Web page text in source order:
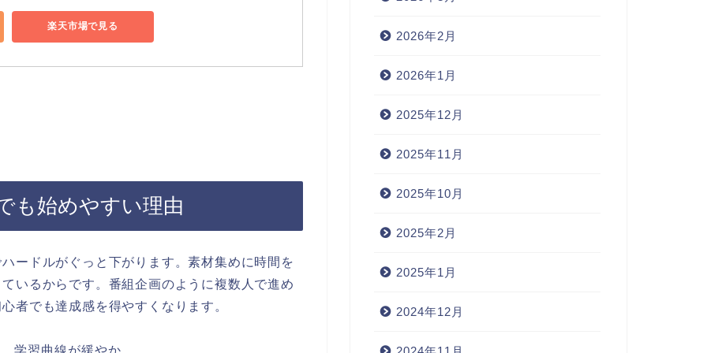
楽天市場で見る
も始めやすい理由
ードルがぐっと下がります。素材集めに時間を
いるからです。番組企画のように複数人で進め
者でも達成感を得やすくなります。
学習曲線が緩やか
2026年2月
2026年1月
2025年12月
2025年11月
2025年10月
2025年2月
2025年1月
2024年12月